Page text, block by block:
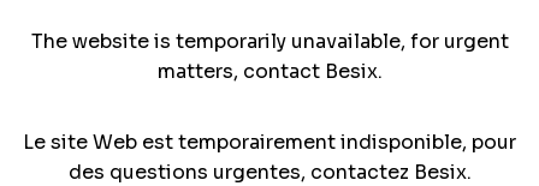
The website is temporarily unavailable, for urgent
matters, contact Besix.
Le site Web est temporairement indisponible, pour
des questions urgentes, contactez Besix.